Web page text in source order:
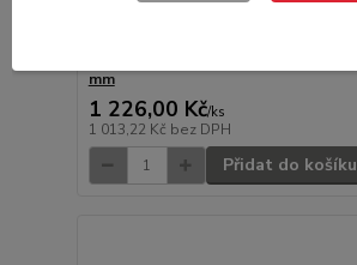
mm
1 226,00 Kč/ks
1 013,22 Kč bez DPH
Přidat do košíku